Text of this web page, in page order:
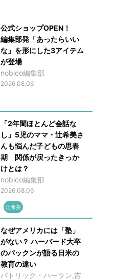
公式ショップOPEN！
編集部発「あったらいい
な」を形にした3アイテム
が登場
nobico編集部
2026.08.06
「2年間ほとんど会話な
し」5児のママ・辻希美さ
んも悩んだ子どもの思春
期 関係が戻ったきっか
けとは？
nobico編集部
2026.08.06
辻希美
なぜアメリカには「塾」
がない？ ハーバード大卒
のパックンが語る日米の
教育の違い
パトリック・ハーラン,吉